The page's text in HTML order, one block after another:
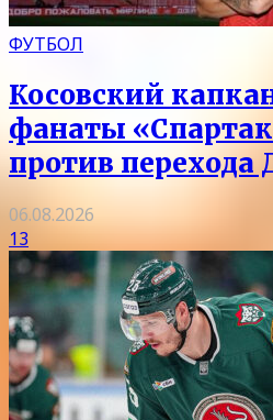
ФУТБОЛ
Косовский
фанаты
против перехода
06.08.2026
13